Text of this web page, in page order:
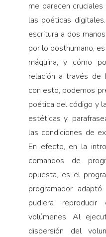
me parecen
las poéticas
escritura a dos
por lo posthumano,
máquina, y cómo
relación a través de
con esto, podemos
poética del código y
estéticas y,
las condiciones de
En efecto, en la
comandos de
opuesta, es el
programador
pudiera
volúmenes. Al
dispersión del